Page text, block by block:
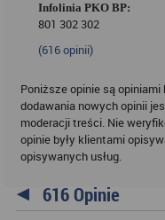
Infolinia PKO BP:
801 302 302
(616opinii)
Poniższe opinie są
dodawania nowych opinii
moderacji treści. Nie
opinie były klientami
opisywanych usług.
616 Opinie